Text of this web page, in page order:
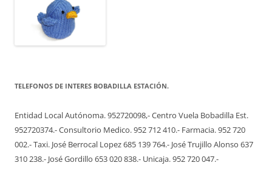
TELEFONOS DE INTERES BOBADILLA ESTACIÓN.
Entidad Local Autónoma. 952720098,- Centro Vuela Bobadilla Est.
952720374.- Consultorio Medico. 952 712 410.- Farmacia. 952 720
002.- Taxi. José Berrocal Lopez 685 139 764.- José Trujillo Alonso 637
310 238.- José Gordillo 653 020 838.- Unicaja. 952 720 047.-